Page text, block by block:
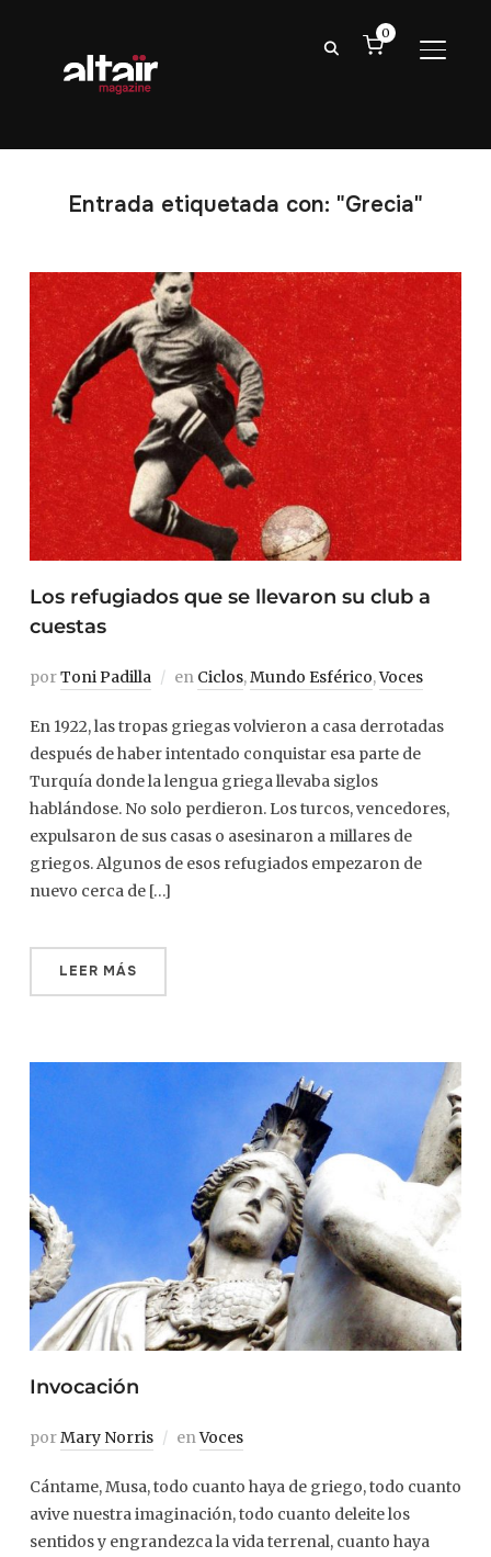
0
Entrada etiquetada con: "Grecia"
Los refugiados que se llevaron su club a
cuestas
porToni Padilla en Ciclos,Mundo Esférico,Voces
En 1922, las tropas griegas volvieron a casa derrotadas
después de haber intentado conquistar esa parte de
Turquía donde la lengua griega llevaba siglos
hablándose. No solo perdieron. Los turcos, vencedores,
expulsaron de sus casas o asesinaron a millares de
griegos. Algunos de esos refugiados empezaron de
nuevo cerca de […]
LEER MÁS
Invocación
porMary Norris enVoces
Cántame, Musa, todo cuanto haya de griego, todo cuanto
avive nuestra imaginación, todo cuanto deleite los
sentidos y engrandezca la vida terrenal, cuanto haya